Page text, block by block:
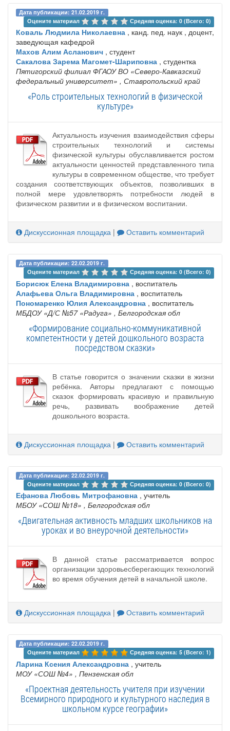
Дата публикации: 21.02.2019 г.
Оцените материал
Средняя оценка: 0 (Всего: 0)
Коваль Людмила Николаевна , канд. пед. наук , доцент,
заведующая кафедрой
Махов Алим Асланович , студент
Сакалова Зарема Магомет-Шариповна , студентка
Пятигорский филиал ФГАОУ ВО «Северо-Кавказский
федеральный университет» , Ставропольский край
«Роль строительных технологий в физической
культуре»
Актуальность изучения взаимодействия сферы
строительных технологий и системы
физической культуры обуславливается ростом
актуальности ценностей представленного типа
культуры в современном обществе, что требует
создания соответствующих объектов, позволивших в
полной мере удовлетворять потребности людей в
физическом развитии и в физическом воспитании.
Дискуссионная площадка | Оставить комментарий
Дата публикации: 22.02.2019 г.
Оцените материал
Средняя оценка: 0 (Всего: 0)
Борисюк Елена Владимировна , воспитатель
Алафьева Ольга Владимировна , воспитатель
Пономаренко Юлия Александровна , воспитатель
МБДОУ «Д/С №57 «Радуга» , Белгородская обл
«Формирование социально-коммуникативной
компетентности у детей дошкольного возраста
посредством сказки»
В статье говорится о значении сказки в жизни
ребёнка. Авторы предлагают с помощью
сказок формировать красивую и правильную
речь, развивать воображение детей
дошкольного возраста.
Дискуссионная площадка | Оставить комментарий
Дата публикации: 22.02.2019 г.
Оцените материал
Средняя оценка: 0 (Всего: 0)
Ефанова Любовь Митрофановна , учитель
МБОУ «СОШ №18» , Белгородская обл
«Двигательная активность младших школьников на
уроках и во внеурочной деятельности»
В данной статье рассматривается вопрос
организации здоровьесберегающих технологий
во время обучения детей в начальной школе.
Дискуссионная площадка | Оставить комментарий
Дата публикации: 22.02.2019 г.
Оцените материал
Средняя оценка: 5 (Всего: 1)
Ларина Ксения Александровна , учитель
МОУ «СОШ №4» , Пензенская обл
«Проектная деятельность учителя при изучении
Всемирного природного и культурного наследия в
школьном курсе географии»